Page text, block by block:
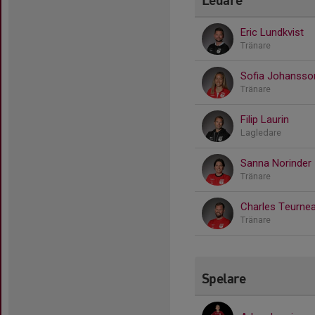
Eric Lundkvist
Tränare
Sofia
Tränare
Filip Laurin
Lagledare
Sanna Norinder
Tränare
Charles
Tränare
Spelare